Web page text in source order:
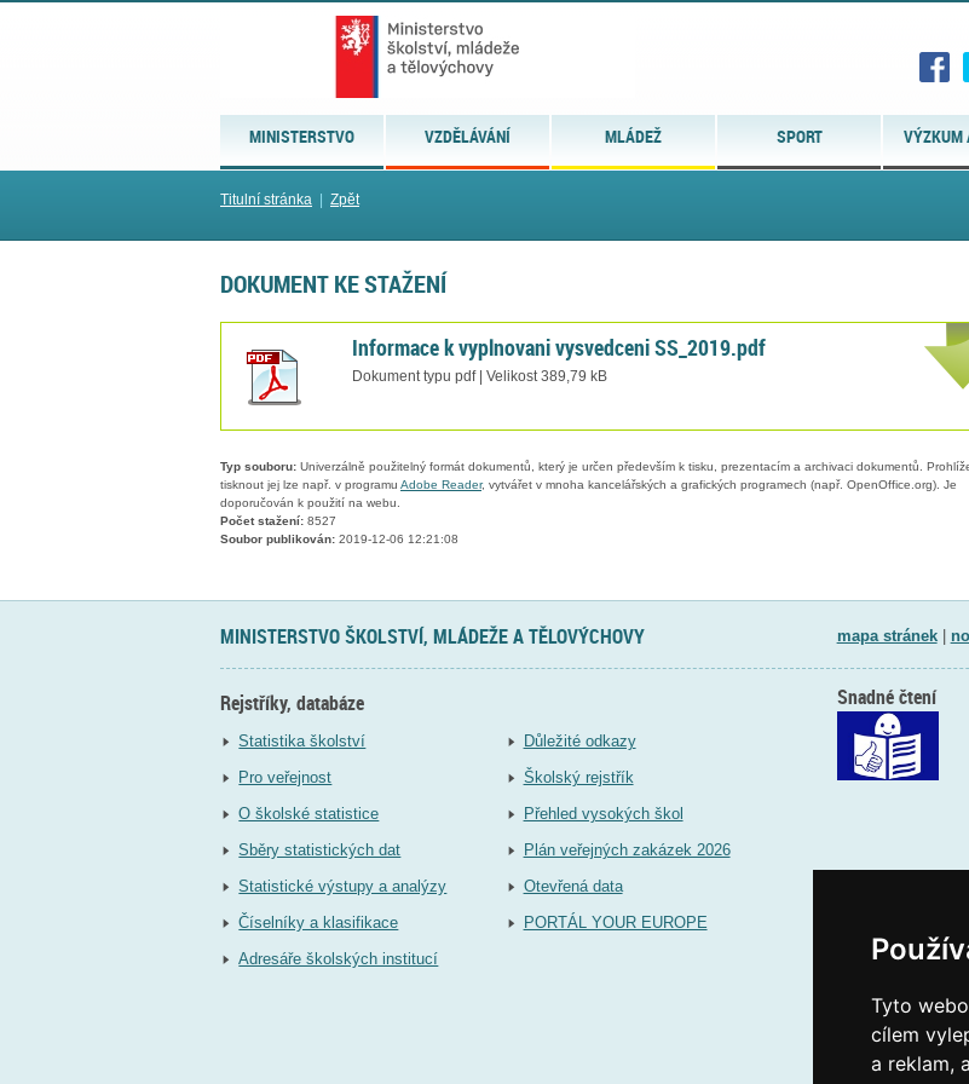
Tyto
cílem
a reklam,
MINISTERSTVO VZDĚLÁVÁNÍ MLÁDEŽ SPORT VÝZKUM
Titulní stránka Zpět
DOKUMENT KE STAŽENÍ
Informace k vyplnovani vysvedceni SS_2019.pdf
Dokument typu pdf | Velikost 389,79 kB
Typ souboru: Univerzálně použitelný formát dokumentů, který je určen především k tisku, prezentacím a archivaci dokumentů.
tisknout jej lze např. v programu Adobe Reader, vytvářet v mnoha kancelářských a grafických programech (např. OpenOffice.org). Je
doporučován k použití na webu.
Počet stažení: 8527
Soubor publikován: 2019-12-06 12:21:08
MINISTERSTVO ŠKOLSTVÍ, MLÁDEŽE A TĚLOVÝCHOVY mapa stránek|
Rejstříky, databáze
Statistika školství
Pro veřejnost
O školské statistice
Sběry statistických dat
Statistické výstupy a analýzy
Číselníky a klasifikace
Adresáře školských institucí
Důležité odkazy
Školský rejstřík
Přehled vysokých škol
Plán veřejných zakázek 2026
Otevřená data
PORTÁL YOUR EUROPE
Snadné čtení